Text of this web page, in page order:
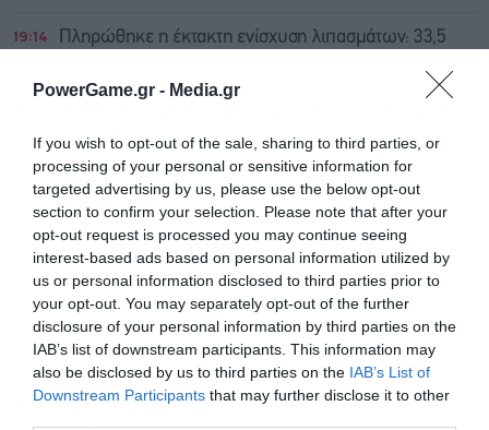
PowerGame.gr - Media.gr
If you wish to opt-out of the sale, sharing to third parties, or
processing of your personal or sensitive information for
targeted advertising by us, please use the below opt-out
section to confirm your selection. Please note that after your
opt-out request is processed you may continue seeing
interest-based ads based on personal information utilized by
us or personal information disclosed to third parties prior to
your opt-out. You may separately opt-out of the further
disclosure of your personal information by third parties on the
IAB’s list of downstream participants. This information may
also be disclosed by us to third parties on the IAB’s List of
Downstream Participants that may further disclose it to other
19:14
Πληρώθηκε η έκτακτη ενίσχυση λιπασμάτων: 33,5
εισόδημα η Ελλάδα
18:35
Ερευνητές έφτιαξαν φορετή “ασπίδα” απέναντι στην
παρακολούθηση από AI
18:20 Flexopack: Στα 6,49 εκατ. το μετοχικό κεφάλαιο μετά
το stock option
18:09 Μπήτρος Συμμετοχική: Υπεγράφη η τροποποίηση της
συμφωνίας εξυγίανσης της θυγατρικής της
17:59 Στο Καρφί: Με πλούσιο ρεπορτάζ το Σάββατο 8